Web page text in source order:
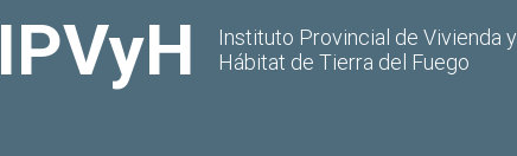
IPVyH
Instituto Provincial de Vivienda y
Hábitat de Tierra del Fuego